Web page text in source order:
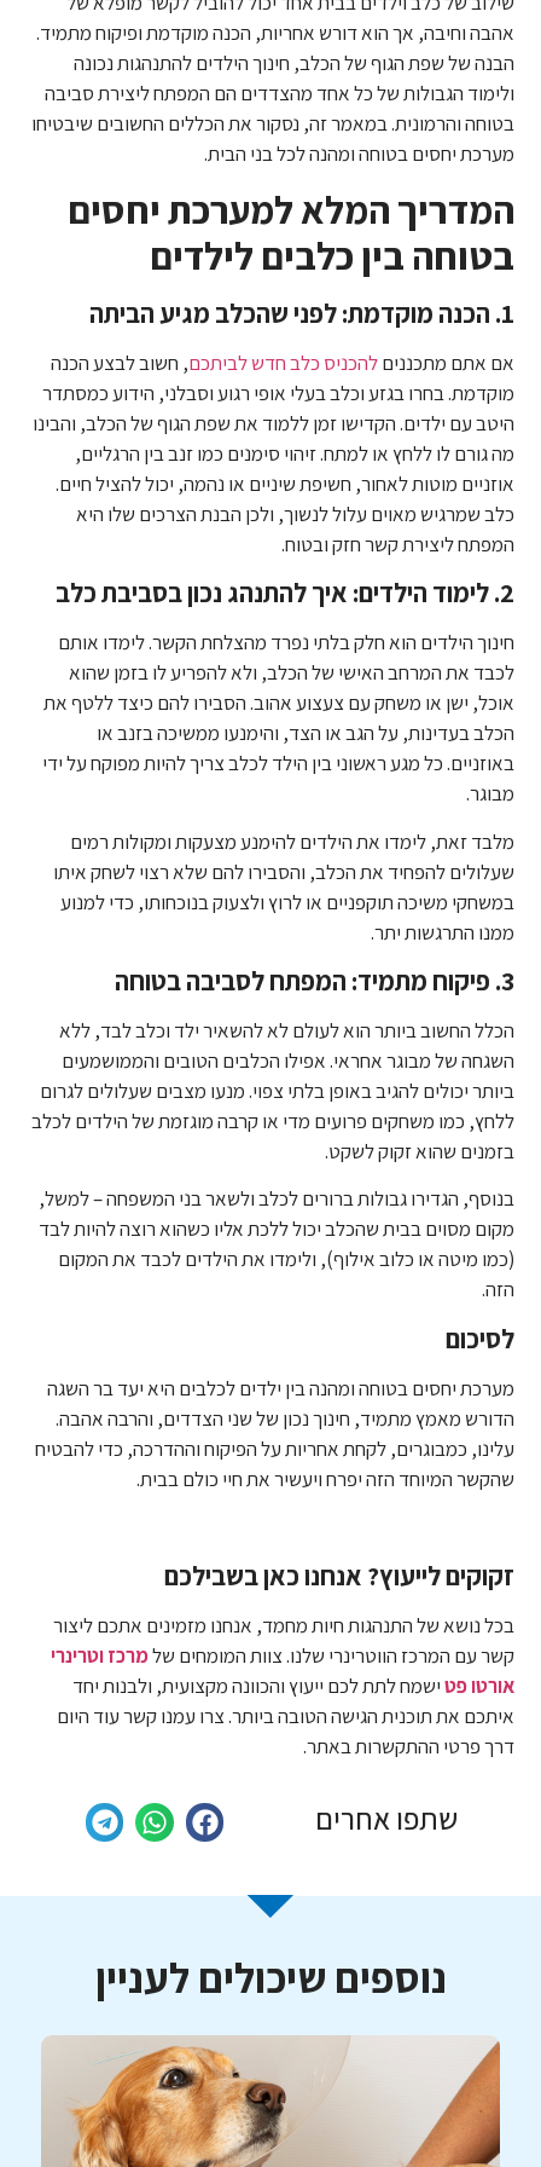
אהבה וחיבה, אך הוא דורש אחריות, הכנה מוקדמת ופיקוח מתמיד.
הבנה של שפת הגוף של הכלב, חינוך הילדים להתנהגות נכונה
ולימוד הגבולות של כל אחד מהצדדים הם המפתח ליצירת סביבה
בטוחה והרמונית. במאמר זה, נסקור את הכללים החשובים שיבטיחו
מערכת יחסים בטוחה ומהנה לכל בני הבית.
המדריך המלא למערכת יחסים
בטוחה בין כלבים לילדים
1. הכנה מוקדמת: לפני שהכלב מגיע הביתה
אם אתם מתכנניםלהכניס כלב חדש לביתכם, חשוב לבצע הכנה
מוקדמת. בחרו בגזע וכלב בעלי אופי רגוע וסבלני, הידוע כמסתדר
היטב עם ילדים. הקדישו זמן ללמוד את שפת הגוף של הכלב, והבינו
מה גורם לו ללחץ או למתח. זיהוי סימנים כמו זנב בין הרגליים,
אוזניים מוטות לאחור, חשיפת שיניים או נהמה, יכול להציל חיים.
כלב שמרגיש מאוים עלול לנשוך, ולכן הבנת הצרכים שלו היא
המפתח ליצירת קשר חזק ובטוח.
2. לימוד הילדים: איך להתנהג נכון בסביבת כלב
חינוך הילדים הוא חלק בלתי נפרד מהצלחת הקשר. לימדו אותם
לכבד את המרחב האישי של הכלב, ולא להפריע לו בזמן שהוא
אוכל, ישן או משחק עם צעצוע אהוב. הסבירו להם כיצד ללטף את
הכלב בעדינות, על הגב או הצד, והימנעו ממשיכה בזנב או
באוזניים. כל מגע ראשוני בין הילד לכלב צריך להיות מפוקח על ידי
מבוגר.
מלבד זאת, לימדו את הילדים להימנע מצעקות ומקולות רמים
שעלולים להפחיד את הכלב, והסבירו להם שלא רצוי לשחק איתו
במשחקי משיכה תוקפניים או לרוץ ולצעוק בנוכחותו, כדי למנוע
ממנו התרגשות יתר.
3. פיקוח מתמיד: המפתח לסביבה בטוחה
הכלל החשוב ביותר הוא לעולם לא להשאיר ילד וכלב לבד, ללא
השגחה של מבוגר אחראי. אפילו הכלבים הטובים והממושמעים
ביותר יכולים להגיב באופן בלתי צפוי. מנעו מצבים שעלולים לגרום
ללחץ, כמו משחקים פרועים מדי או קרבה מוגזמת של הילדים לכלב
בזמנים שהוא זקוק לשקט.
בנוסף, הגדירו גבולות ברורים לכלב ולשאר בני המשפחה – למשל,
מקום מסוים בבית שהכלב יכול ללכת אליו כשהוא רוצה להיות לבד
(כמו מיטה או כלוב אילוף), ולימדו את הילדים לכבד את המקום
הזה.
לסיכום
מערכת יחסים בטוחה ומהנה בין ילדים לכלבים היא יעד בר השגה
הדורש מאמץ מתמיד, חינוך נכון של שני הצדדים, והרבה אהבה.
עלינו, כמבוגרים, לקחת אחריות על הפיקוח וההדרכה, כדי להבטיח
שהקשר המיוחד הזה יפרח ויעשיר את חיי כולם בבית.
זקוקים לייעוץ? אנחנו כאן בשבילכם
בכל נושא של התנהגות חיות מחמד, אנחנו מזמינים אתכם ליצור
קשר עם המרכז הווטרינרי שלנו. צוות המומחים שלמרכז וטרינרי
אורטו פטישמח לתת לכם ייעוץ והכוונה מקצועית, ולבנות יחד
איתכם את תוכנית הגישה הטובה ביותר. צרו עמנו קשר עוד היום
דרך פרטי ההתקשרות באתר.
שתפו אחרים
נוספים שיכולים לעניין